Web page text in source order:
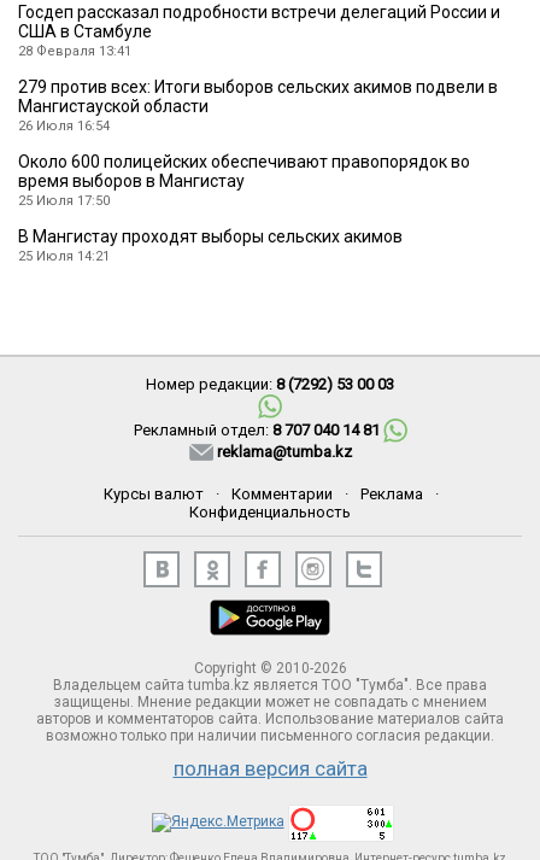
Госдеп рассказал подробности встречи делегаций России и
США в Стамбуле
28 Февраля 13:41
279 против всех: Итоги выборов сельских акимов подвели в
Мангистауской области
26 Июля 16:54
Около 600 полицейских обеспечивают правопорядок во
время выборов в Мангистау
25 Июля 17:50
В Мангистау проходят выборы сельских акимов
25 Июля 14:21
Номер редакции: 8 (7292) 53 00 03
Рекламный отдел: 8 707 040 14 81
reklama@tumba.kz
Курсы валют · Комментарии · Реклама
·
Конфиденциальность
Copyright © 2010-2026
Владельцем сайта tumba.kz является ТОО "Тумба". Все права
защищены. Мнение редакции может не совпадать с мнением
авторов и комментаторов сайта. Использование материалов сайта
возможно только при наличии письменного согласия редакции.
полная версия сайта